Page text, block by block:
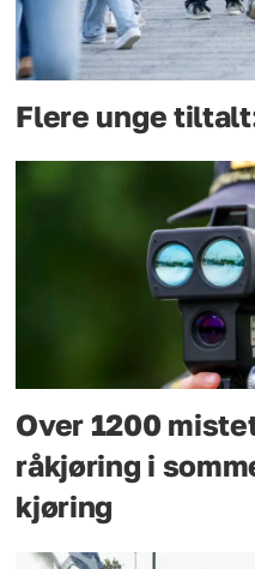
Flere unge
Over 1200
råkjøring i
kjøring